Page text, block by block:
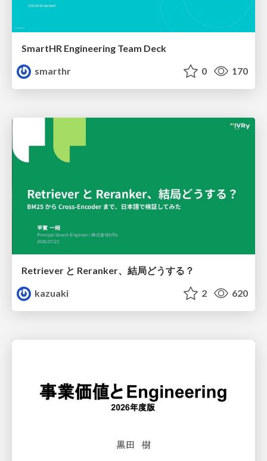
SmartHR Engineering Team Deck
smarthr
0 170
Retriever と Reranker、結局どうする？
kazuaki
2 620